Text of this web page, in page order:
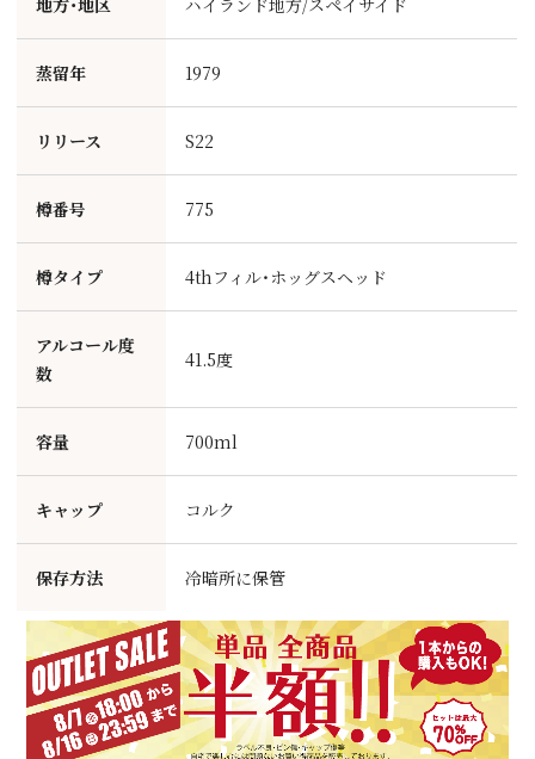
地方・地区 ハイランド地方/スペイサイド
蒸留年 1979
リリース S22
樽番号 775
樽タイプ 4thフィル・ホッグスヘッド
アルコール度
数
41.5度
容量 700ml
キャップ コルク
保存方法 冷暗所に保管